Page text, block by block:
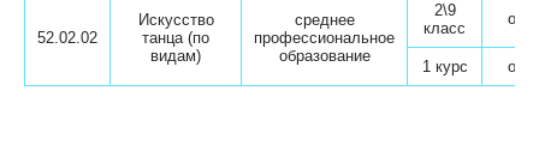
52.02.02
Искусство
танца (по
видам)
среднее
профессиональное
образование
2\9
класс
1 курс